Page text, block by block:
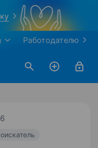
Работодателю